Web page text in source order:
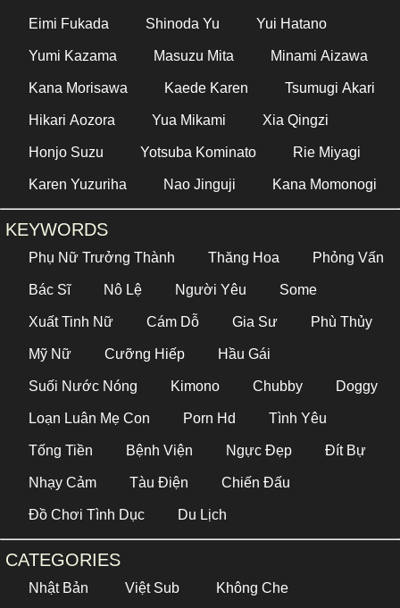
Eimi Fukada Shinoda Yu Yui Hatano
Yumi Kazama Masuzu Mita Minami Aizawa
Kana Morisawa Kaede Karen Tsumugi Akari
Hikari Aozora Yua Mikami Xia Qingzi
Honjo Suzu Yotsuba Kominato Rie Miyagi
Karen Yuzuriha Nao Jinguji Kana Momonogi
KEYWORDS
Phụ Nữ Trưởng Thành Thăng Hoa Phỏng Vấn
Bác Sĩ Nô Lệ Người Yêu Some
Xuất Tinh Nữ Cám Dỗ Gia Sư Phù Thủy
Mỹ Nữ Cưỡng Hiếp Hầu Gái
Suối Nước Nóng Kimono Chubby Doggy
Loạn Luân Mẹ Con Porn Hd Tình Yêu
Tống Tiền Bệnh Viện Ngực Đẹp Đít Bự
Nhạy Cảm Tàu Điện Chiến Đấu
Đồ Chơi Tình Dục Du Lịch
CATEGORIES
Nhật Bản Việt Sub Không Che